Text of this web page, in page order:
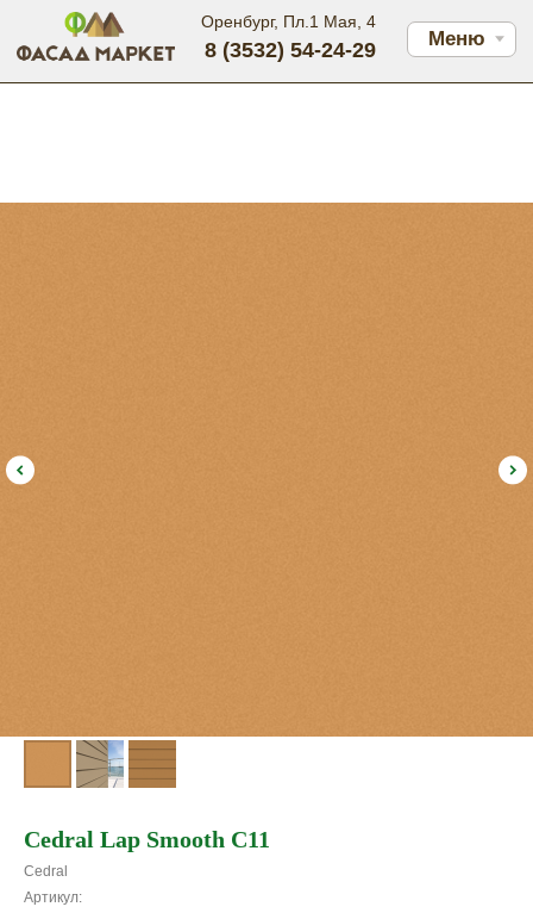
Меню
Оренбург, Пл.1 Мая, 4
8 (3532) 54-24-29
Cedral Lap Smooth C11
Cedral
Артикул: